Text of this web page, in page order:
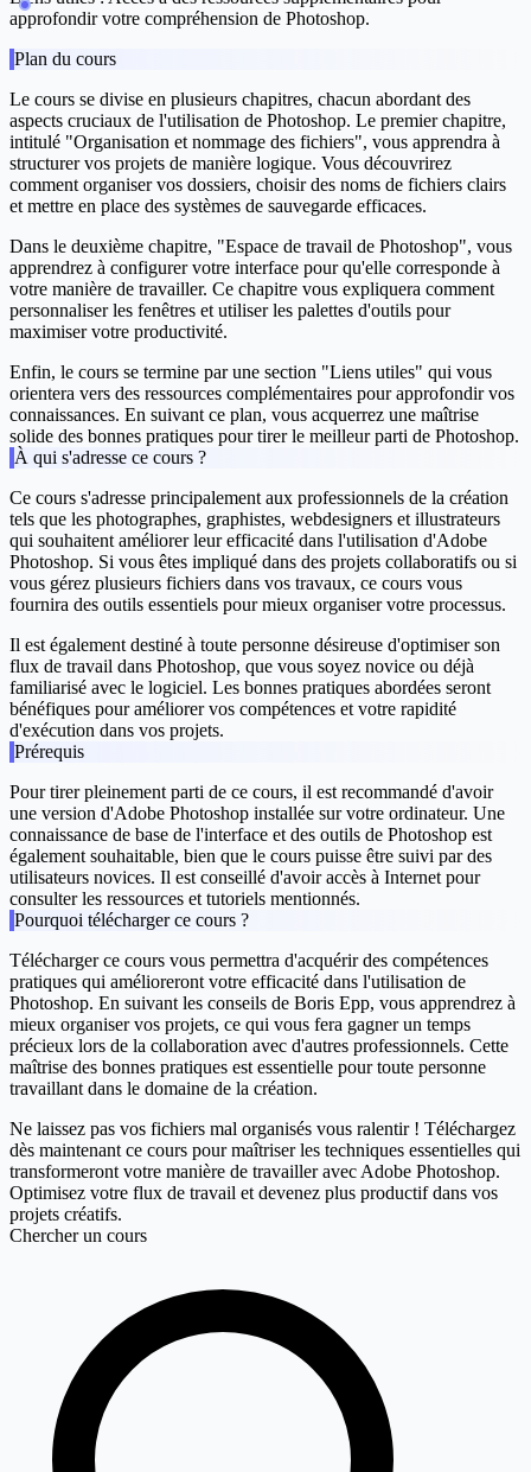
approfondir votre compréhension de Photoshop.
Plan du cours
Le cours se divise en plusieurs chapitres, chacun abordant des
aspects cruciaux de l'utilisation de Photoshop. Le premier chapitre,
intitulé "Organisation et nommage des fichiers", vous apprendra à
structurer vos projets de manière logique. Vous découvrirez
comment organiser vos dossiers, choisir des noms de fichiers clairs
et mettre en place des systèmes de sauvegarde efficaces.
Dans le deuxième chapitre, "Espace de travail de Photoshop", vous
apprendrez à configurer votre interface pour qu'elle corresponde à
votre manière de travailler. Ce chapitre vous expliquera comment
personnaliser les fenêtres et utiliser les palettes d'outils pour
maximiser votre productivité.
Enfin, le cours se termine par une section "Liens utiles" qui vous
orientera vers des ressources complémentaires pour approfondir vos
connaissances. En suivant ce plan, vous acquerrez une maîtrise
solide des bonnes pratiques pour tirer le meilleur parti de Photoshop.
À qui s'adresse ce cours ?
Ce cours s'adresse principalement aux professionnels de la création
tels que les photographes, graphistes, webdesigners et illustrateurs
qui souhaitent améliorer leur efficacité dans l'utilisation d'Adobe
Photoshop. Si vous êtes impliqué dans des projets collaboratifs ou si
vous gérez plusieurs fichiers dans vos travaux, ce cours vous
fournira des outils essentiels pour mieux organiser votre processus.
Il est également destiné à toute personne désireuse d'optimiser son
flux de travail dans Photoshop, que vous soyez novice ou déjà
familiarisé avec le logiciel. Les bonnes pratiques abordées seront
bénéfiques pour améliorer vos compétences et votre rapidité
d'exécution dans vos projets.
Prérequis
Pour tirer pleinement parti de ce cours, il est recommandé d'avoir
une version d'Adobe Photoshop installée sur votre ordinateur. Une
connaissance de base de l'interface et des outils de Photoshop est
également souhaitable, bien que le cours puisse être suivi par des
utilisateurs novices. Il est conseillé d'avoir accès à Internet pour
consulter les ressources et tutoriels mentionnés.
Pourquoi télécharger ce cours ?
Télécharger ce cours vous permettra d'acquérir des compétences
pratiques qui amélioreront votre efficacité dans l'utilisation de
Photoshop. En suivant les conseils de Boris Epp, vous apprendrez à
mieux organiser vos projets, ce qui vous fera gagner un temps
précieux lors de la collaboration avec d'autres professionnels. Cette
maîtrise des bonnes pratiques est essentielle pour toute personne
travaillant dans le domaine de la création.
Ne laissez pas vos fichiers mal organisés vous ralentir ! Téléchargez
dès maintenant ce cours pour maîtriser les techniques essentielles qui
transformeront votre manière de travailler avec Adobe Photoshop.
Optimisez votre flux de travail et devenez plus productif dans vos
projets créatifs.
Chercher un cours